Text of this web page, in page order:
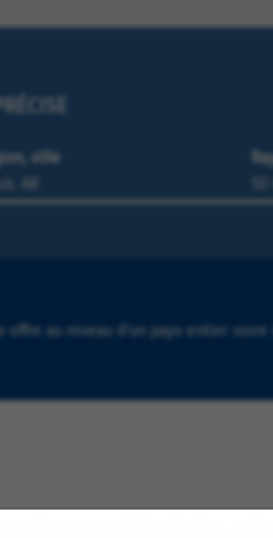
ville
offre au niveau d’un pays entier